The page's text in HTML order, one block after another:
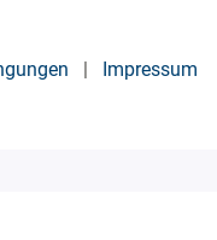
| Impressum